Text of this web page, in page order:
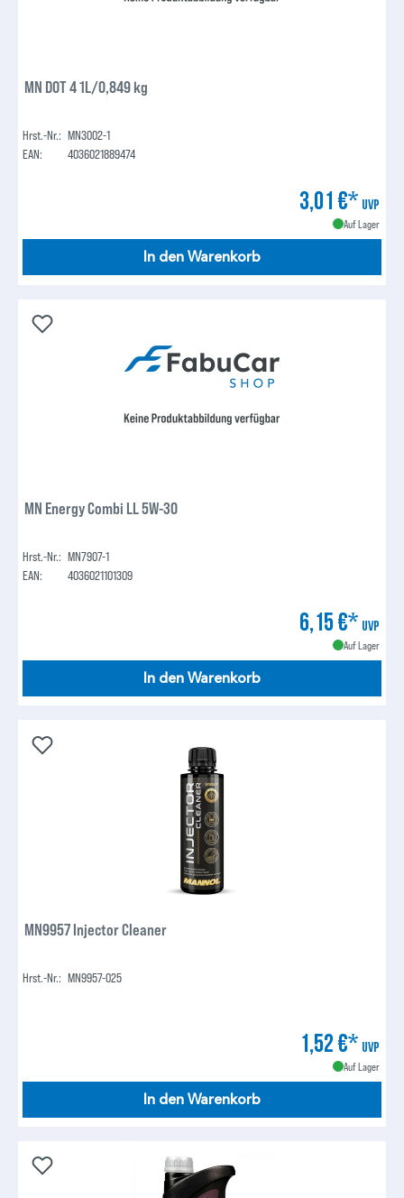
MN DOT 4 1L/0,849 kg
Hrst.-Nr.: MN3002-1
EAN:
4036021889474
3,01 €* UVP
Auf Lager
In den Warenkorb
MN Energy Combi LL 5W-30
Hrst.-Nr.: MN7907-1
EAN:
4036021101309
6,15 €* UVP
Auf Lager
In den Warenkorb
MN9957 Injector Cleaner
Hrst.-Nr.: MN9957-025
1,52 €* UVP
Auf Lager
In den Warenkorb